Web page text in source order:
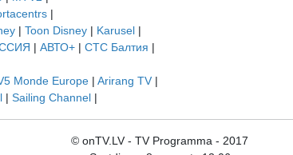
|
| Toon Disney | Karusel |
| АВТО+ | СТС Балтия |
Monde Europe | Arirang TV |
| Sailing Channel |
© onTV.LV - TV Programma - 2017